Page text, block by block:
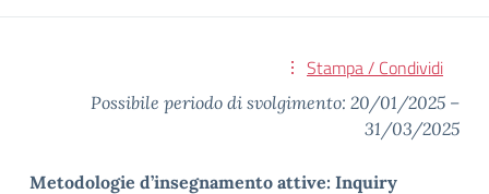
Stampa / Condividi
Possibile periodo di svolgimento: 20/01/2025 –
31/03/2025
Metodologie d’insegnamento attive: Inquiry